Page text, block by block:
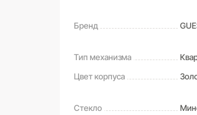
Бренд
Тип механизма
Цвет корпуса
Стекло